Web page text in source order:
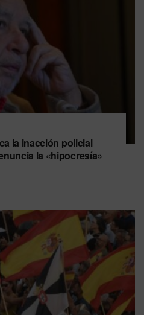
la inacción policial
la «hipocresía»